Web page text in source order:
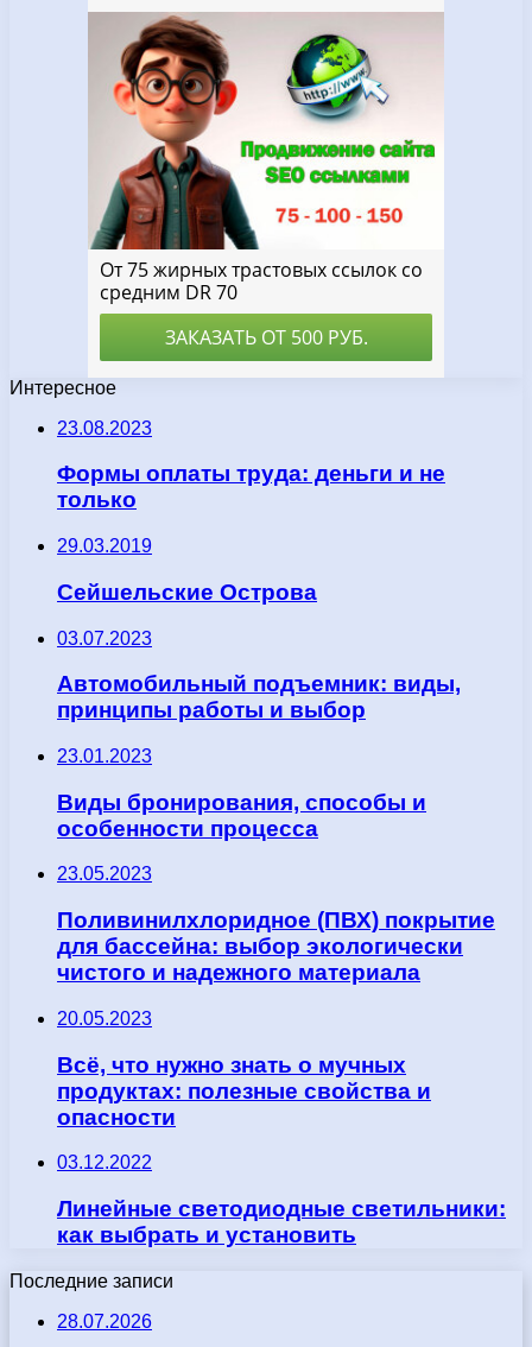
Интересное
23.08.2023
Формы оплаты труда: деньги и не
только
29.03.2019
Сейшельские Острова
03.07.2023
Автомобильный подъемник: виды,
принципы работы и выбор
23.01.2023
Виды бронирования, способы и
особенности процесса
23.05.2023
Поливинилхлоридное (ПВХ) покрытие
для бассейна: выбор экологически
чистого и надежного материала
20.05.2023
Всё, что нужно знать о мучных
продуктах: полезные свойства и
опасности
03.12.2022
Линейные светодиодные светильники:
как выбрать и установить
Последние записи
28.07.2026